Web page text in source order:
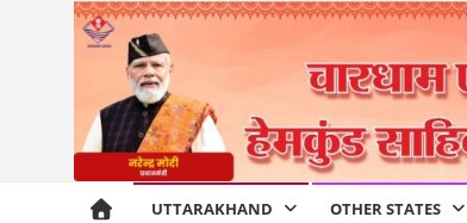
UTTARAKHAND OTHER STATES